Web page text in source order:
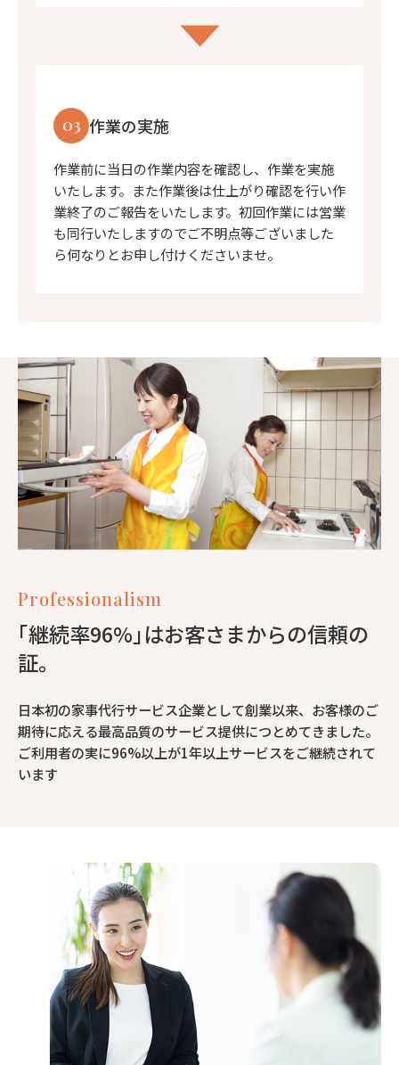
03 作業の実施
作業前に当日の作業内容を確認し、作業を実施
いたします。また作業後は仕上がり確認を行い作
業終了のご報告をいたします。初回作業には営業
も同行いたしますのでご不明点等ございました
ら何なりとお申し付けくださいませ。
Professionalism
｢継続率96%｣はお客さまからの信頼の
証。
日本初の家事代行サービス企業として創業以来、お客様のご
期待に応える最高品質のサービス提供につとめてきました。
ご利用者の実に96%以上が1年以上サービスをご継続されて
います